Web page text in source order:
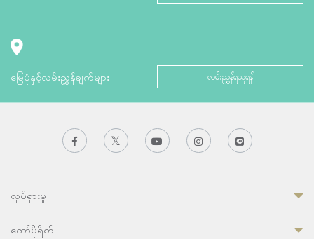
မြေပုံနှင့်လမ်းညွှန်ချက်များ လမ်းညွှန်ရယူရန်
လှုပ်ရှားမှု
ကော်ပိုရိတ်